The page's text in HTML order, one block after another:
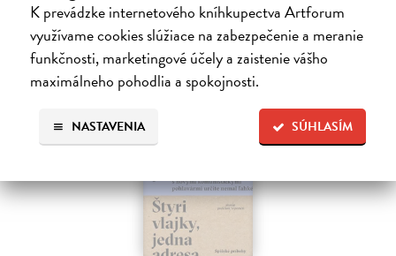
K prevádzke internetového kníhkupectva Artforum
využívame cookies slúžiace na zabezpečenie a meranie
funkčnosti, marketingové účely a zaistenie vášho
maximálneho pohodlia a spokojnosti.
SÚHLASÍM
NASTAVENIA
E-KNIHA